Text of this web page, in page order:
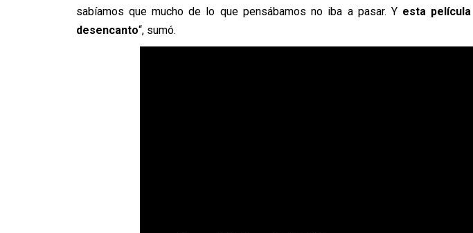
sabíamos que mucho de lo que pensábamos no iba a pasar. Y esta
desencanto“, sumó.